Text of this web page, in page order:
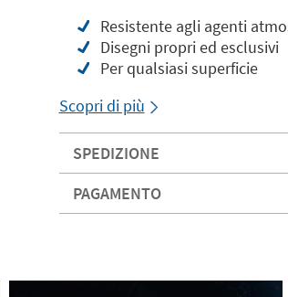
Resistente agli agenti
Disegni propri ed esclusivi
Per qualsiasi superficie
Scopri di più
SPEDIZIONE
PAGAMENTO